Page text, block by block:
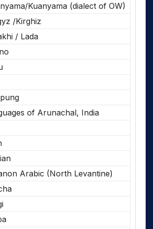
Kuanyama (dialect of OW)
/Kirghiz
/ Lada
of Arunachal, India
Arabic (North Levantine)